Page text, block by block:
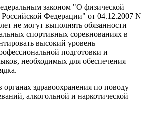
законом "О физической
Российской Федерации" от 04.12.2007 N
не могут выполнять обязанности
спортивных соревнованиях в
высокий уровень
подготовки и
необходимых для обеспечения
органах здравоохранения по поводу
алкогольной и наркотической